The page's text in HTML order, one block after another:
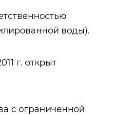
воды).
г. открыт
с ограниченной